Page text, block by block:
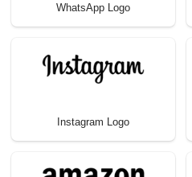
WhatsApp Logo
Instagram Logo